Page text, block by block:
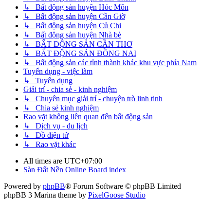
↳ Bất động sản huyện Hóc Môn
↳ Bất động sản huyện Cần Giờ
↳ Bất động sản huyện Củ Chi
↳ Bất động sản huyện Nhà bè
↳ BẤT ĐỘNG SẢN CẦN THƠ
↳ BẤT ĐỘNG SẢN ĐỒNG NAI
↳ Bất động sản các tỉnh thành khác khu vực phía Nam
Tuyển dụng - việc làm
↳ Tuyển dụng
Giải trí - chia sẻ - kinh nghiệm
↳ Chuyên mục giải trí - chuyện trò linh tinh
↳ Chia sẻ kinh nghiệm
Rao vặt không liên quan đến bất động sản
↳ Dịch vụ - du lịch
↳ Đồ điện tử
↳ Rao vặt khác
All times are UTC+07:00
Sàn Đất Nền Online Board index
Powered by phpBB® Forum Software © phpBB Limited
phpBB 3 Marina theme by PixelGoose Studio